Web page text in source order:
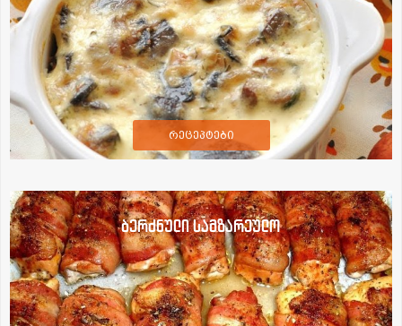
რეცეპტები
ბერძნული სამზარეულო